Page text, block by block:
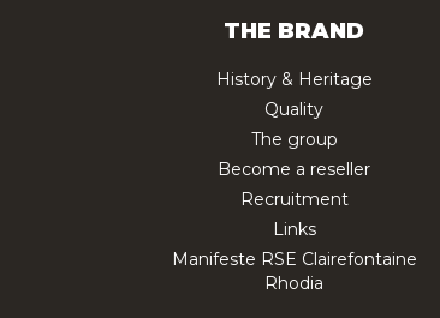
THE BRAND
History & Heritage
Quality
The group
Become a reseller
Recruitment
Links
Manifeste RSE Clairefontaine
Rhodia